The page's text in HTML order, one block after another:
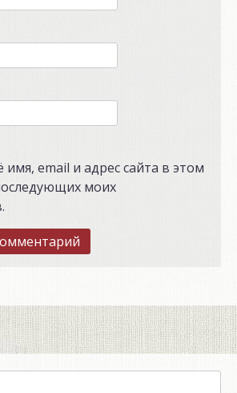
email и адрес сайта в этом
моих